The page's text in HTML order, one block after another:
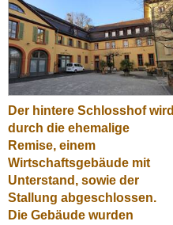
Der hintere Schlosshof wird
durch die ehemalige
Remise, einem
Wirtschaftsgebäude mit
Unterstand, sowie der
Stallung abgeschlossen.
Die Gebäude wurden